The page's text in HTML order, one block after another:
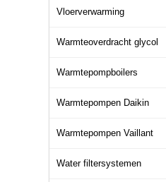
Vloerverwarming
Warmteoverdracht glycol
Warmtepompboilers
Warmtepompen Daikin
Warmtepompen Vaillant
Water filtersystemen